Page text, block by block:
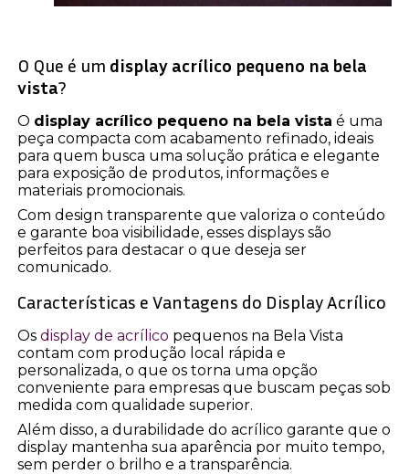
O Que é um display acrílico pequeno na bela
vista?
O display acrílico pequeno na bela vista é uma
peça compacta com acabamento refinado, ideais
para quem busca uma solução prática e elegante
para exposição de produtos, informações e
materiais promocionais.
Com design transparente que valoriza o conteúdo
e garante boa visibilidade, esses displays são
perfeitos para destacar o que deseja ser
comunicado.
Características e Vantagens do Display Acrílico
Osdisplay de acrílico pequenos na Bela Vista
contam com produção local rápida e
personalizada, o que os torna uma opção
conveniente para empresas que buscam peças sob
medida com qualidade superior.
Além disso, a durabilidade do acrílico garante que o
display mantenha sua aparência por muito tempo,
sem perder o brilho e a transparência.